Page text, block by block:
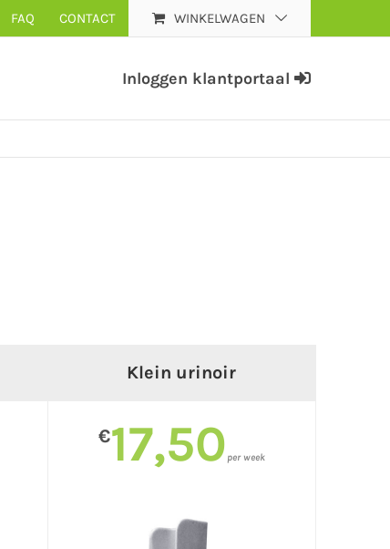
FAQ CONTACT WINKELWAGEN
Inloggen klantportaal
Klein urinoir
€17,50 per week